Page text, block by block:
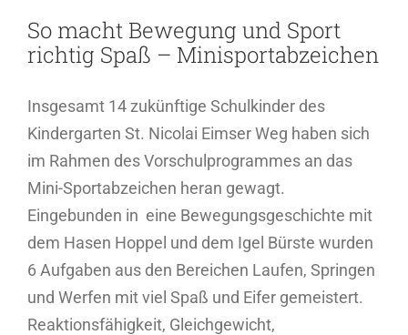
So macht Bewegung und Sport
richtig Spaß – Minisportabzeichen
Insgesamt 14 zukünftige Schulkinder des
Kindergarten St. Nicolai Eimser Weg haben sich
im Rahmen des Vorschulprogrammes an das
Mini-Sportabzeichen heran gewagt.
Eingebunden in eine Bewegungsgeschichte mit
dem Hasen Hoppel und dem Igel Bürste wurden
6 Aufgaben aus den Bereichen Laufen, Springen
und Werfen mit viel Spaß und Eifer gemeistert.
Reaktionsfähigkeit, Gleichgewicht,